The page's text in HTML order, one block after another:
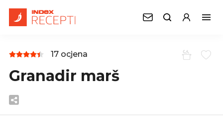
17 ocjena
Granadir marš